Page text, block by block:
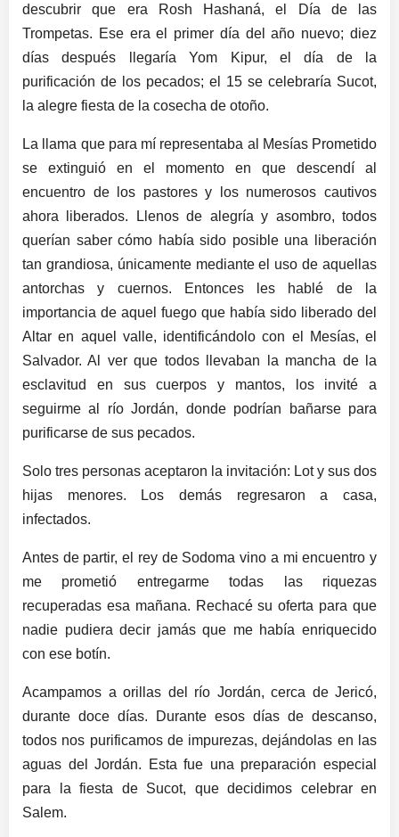
descubrir que era Rosh Hashaná, el Día de las
Trompetas. Ese era el primer día del año nuevo; diez
días después llegaría Yom Kipur, el día de la
purificación de los pecados; el 15 se celebraría Sucot,
la alegre fiesta de la cosecha de otoño.
La llama que para mí representaba al Mesías Prometido
se extinguió en el momento en que descendí al
encuentro de los pastores y los numerosos cautivos
ahora liberados. Llenos de alegría y asombro, todos
querían saber cómo había sido posible una liberación
tan grandiosa, únicamente mediante el uso de aquellas
antorchas y cuernos. Entonces les hablé de la
importancia de aquel fuego que había sido liberado del
Altar en aquel valle, identificándolo con el Mesías, el
Salvador. Al ver que todos llevaban la mancha de la
esclavitud en sus cuerpos y mantos, los invité a
seguirme al río Jordán, donde podrían bañarse para
purificarse de sus pecados.
Solo tres personas aceptaron la invitación: Lot y sus dos
hijas menores. Los demás regresaron a casa,
infectados.
Antes de partir, el rey de Sodoma vino a mi encuentro y
me prometió entregarme todas las riquezas
recuperadas esa mañana. Rechacé su oferta para que
nadie pudiera decir jamás que me había enriquecido
con ese botín.
Acampamos a orillas del río Jordán, cerca de Jericó,
durante doce días. Durante esos días de descanso,
todos nos purificamos de impurezas, dejándolas en las
aguas del Jordán. Esta fue una preparación especial
para la fiesta de Sucot, que decidimos celebrar en
Salem.